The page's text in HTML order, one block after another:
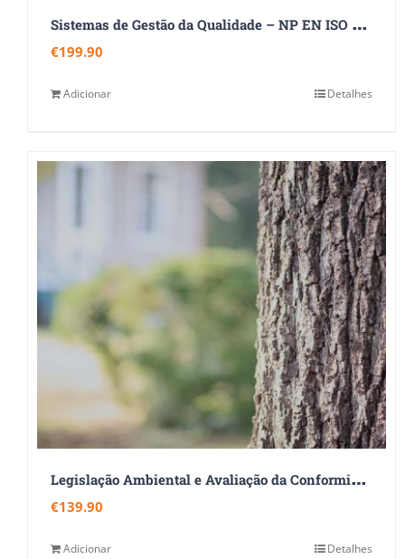
S
istemas de Gestão da Qualidade – NP EN ISO 9001:2015
€199.90
Adicionar Detalhes
L
egislação Ambiental e Avaliação da Conformidade Legal
€139.90
Adicionar Detalhes